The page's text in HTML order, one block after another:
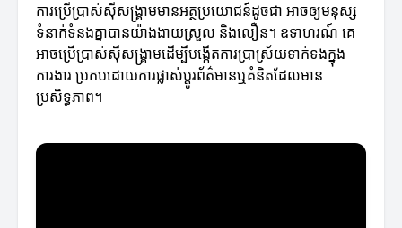
ការប្រើប្រាស់ស៊ីសង្រ្គាមមានអត្ថប្រយោជន៍ដូចជា អាចឲ្យមនុស្ស
ទំនាក់ទំនងគ្នាបានយ៉ាងងាយស្រួល និងលឿន។ ឧទាហរណ៍ គេ
អាចប្រើប្រាស់ស៊ីសង្រ្គាមដើម្បីបង្កើតការប្រាស្រ័យទាក់ទងក្នុង
ការងារ ប្រកបដោយការផ្លាស់ប្តូរព័ត៌មានឬគំនិតដែលមាន
ប្រសិទ្ធភាព។